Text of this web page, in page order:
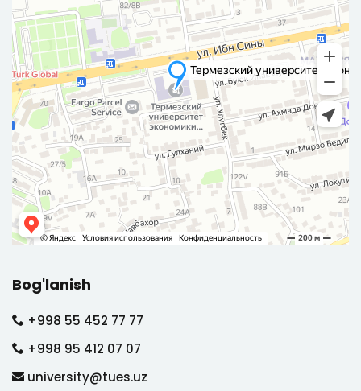
Bog'lanish
+998 55 452 77 77
+998 95 412 07 07
university@tues.uz